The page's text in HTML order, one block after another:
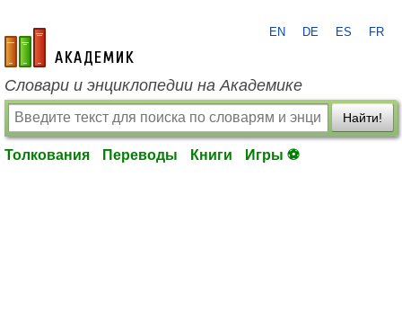
academic.ru
EN DE ES FR
Словари и энциклопедии на Академике
Найти!
Толкования Переводы Книги Игры ⚽